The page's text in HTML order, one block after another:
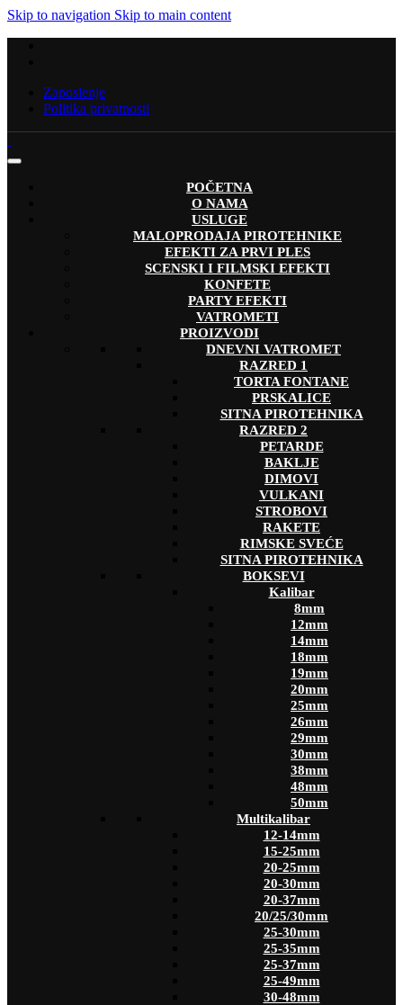
Skip to navigation Skip to main content
Zaposlenje
Politika privatnosti
POČETNA
O NAMA
USLUGE
MALOPRODAJA PIROTEHNIKE
EFEKTI ZA PRVI PLES
SCENSKI I FILMSKI EFEKTI
KONFETE
PARTY EFEKTI
VATROMETI
PROIZVODI
DNEVNI VATROMET
RAZRED 1
TORTA FONTANE
PRSKALICE
SITNA PIROTEHNIKA
RAZRED 2
PETARDE
BAKLJE
DIMOVI
VULKANI
STROBOVI
RAKETE
RIMSKE SVEĆE
SITNA PIROTEHNIKA
BOKSEVI
Kalibar
8mm
12mm
14mm
18mm
19mm
20mm
25mm
26mm
29mm
30mm
38mm
48mm
50mm
Multikalibar
12-14mm
15-25mm
20-25mm
20-30mm
20-37mm
20/25/30mm
25-30mm
25-35mm
25-37mm
25-49mm
30-48mm